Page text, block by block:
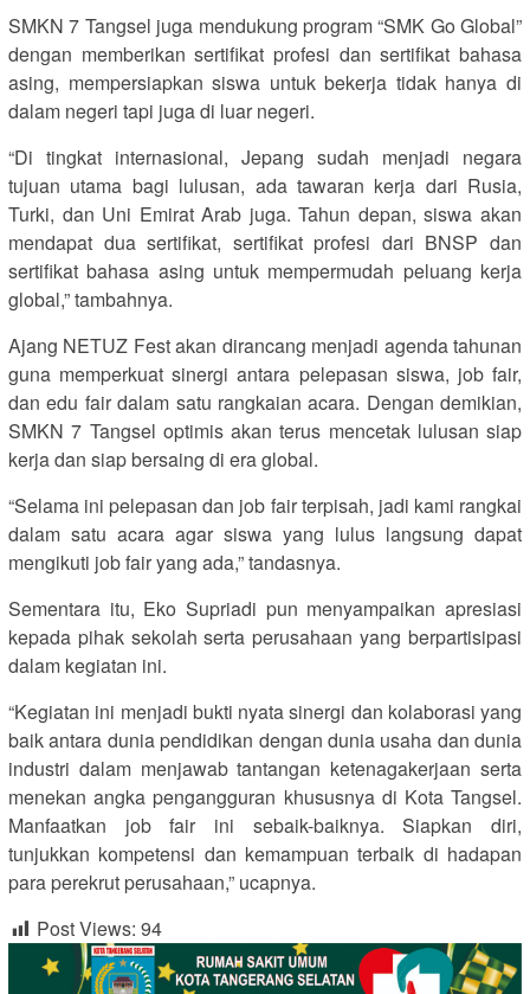
SMKN 7 Tangsel juga mendukung program “SMK Go Global”
dengan memberikan sertifikat profesi dan sertifikat bahasa
asing, mempersiapkan siswa untuk bekerja tidak hanya di
dalam negeri tapi juga di luar negeri.
“Di tingkat internasional, Jepang sudah menjadi negara
tujuan utama bagi lulusan, ada tawaran kerja dari Rusia,
Turki, dan Uni Emirat Arab juga. Tahun depan, siswa akan
mendapat dua sertifikat, sertifikat profesi dari BNSP dan
sertifikat bahasa asing untuk mempermudah peluang kerja
global,” tambahnya.
Ajang NETUZ Fest akan dirancang menjadi agenda tahunan
guna memperkuat sinergi antara pelepasan siswa, job fair,
dan edu fair dalam satu rangkaian acara. Dengan demikian,
SMKN 7 Tangsel optimis akan terus mencetak lulusan siap
kerja dan siap bersaing di era global.
“Selama ini pelepasan dan job fair terpisah, jadi kami rangkai
dalam satu acara agar siswa yang lulus langsung dapat
mengikuti job fair yang ada,” tandasnya.
Sementara itu, Eko Supriadi pun menyampaikan apresiasi
kepada pihak sekolah serta perusahaan yang berpartisipasi
dalam kegiatan ini.
“Kegiatan ini menjadi bukti nyata sinergi dan kolaborasi yang
baik antara dunia pendidikan dengan dunia usaha dan dunia
industri dalam menjawab tantangan ketenagakerjaan serta
menekan angka pengangguran khususnya di Kota Tangsel.
Manfaatkan job fair ini sebaik-baiknya. Siapkan diri,
tunjukkan kompetensi dan kemampuan terbaik di hadapan
para perekrut perusahaan,” ucapnya.
Post Views: 94